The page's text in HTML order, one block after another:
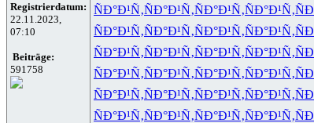
Registrierdatum:
22.11.2023,
07:10
Beiträge:
591758
ÑÐ°Ð¹Ñ‚ÑÐ°Ð¹Ñ‚ÑÐ°Ð¹Ñ‚ÑÐ°Ð¹Ñ‚
ÑÐ°Ð¹Ñ‚ÑÐ°Ð¹Ñ‚ÑÐ°Ð¹Ñ‚ÑÐ°Ð¹Ñ‚
ÑÐ°Ð¹Ñ‚ÑÐ°Ð¹Ñ‚ÑÐ°Ð¹Ñ‚ÑÐ°Ð¹Ñ‚
ÑÐ°Ð¹Ñ‚ÑÐ°Ð¹Ñ‚ÑÐ°Ð¹Ñ‚ÑÐ°Ð¹Ñ‚
ÑÐ°Ð¹Ñ‚ÑÐ°Ð¹Ñ‚ÑÐ°Ð¹Ñ‚ÑÐ°Ð¹Ñ‚
ÑÐ°Ð¹Ñ‚ÑÐ°Ð¹Ñ‚ÑÐ°Ð¹Ñ‚ÑÐ°Ð¹Ñ‚